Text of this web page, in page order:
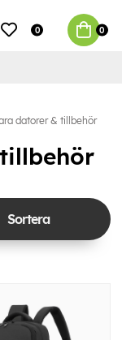
0 0
datorer & tillbehör
Sortera